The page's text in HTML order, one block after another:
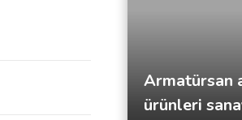
Armatürsan
ürünleri